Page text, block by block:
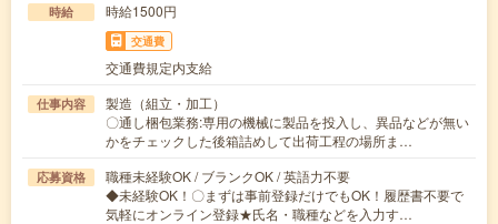
時給 時給1500円
交通費
交通費規定内支給
仕事内容
製造（組立・加工）
〇通し梱包業務:専用の機械に製品を投入し、異品などが無い
かをチェックした後箱詰めして出荷工程の場所ま…
応募資格
職種未経験OK / ブランクOK / 英語力不要
◆未経験OK！〇まずは事前登録だけでもOK！履歴書不要で
気軽にオンライン登録★氏名・職種などを入力す…